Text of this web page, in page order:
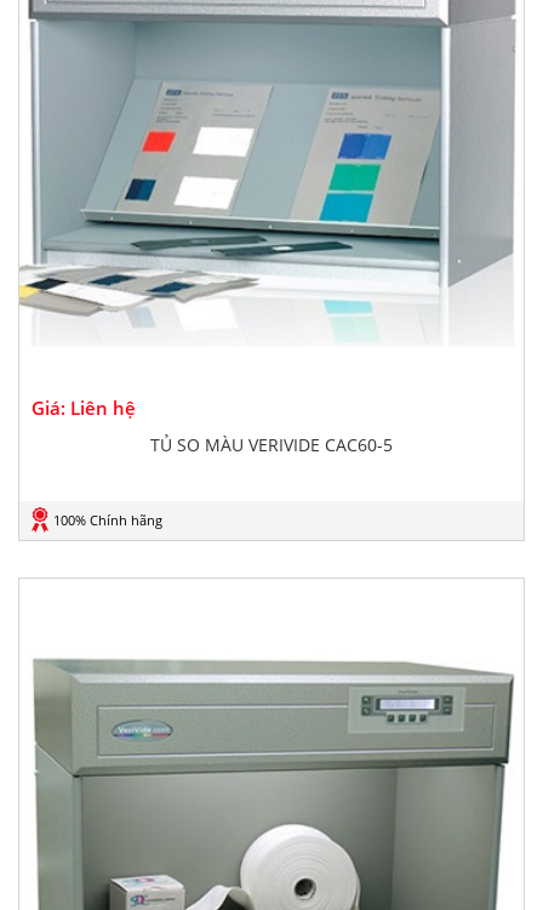
Giá: Liên hệ
TỦ SO MÀU VERIVIDE CAC60-5
100% Chính hãng